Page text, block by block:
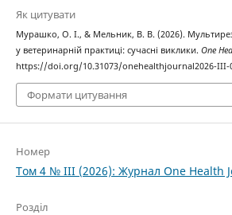
Як цитувати
Мурашко, О. І., & Мельник, В. В. (2026).
у ветеринарній практиці: сучасні виклики. One
https://doi.org/10.31073/onehealthjournal2026-III-
Формати цитування
Номер
Том 4 № III (2026): Журнал One Health
Розділ